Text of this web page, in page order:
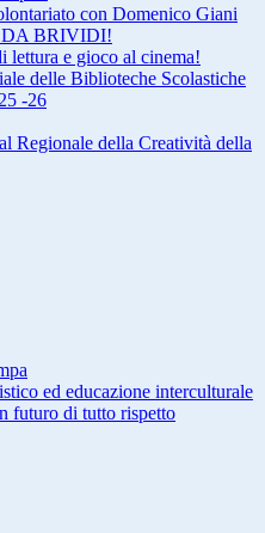
con Domenico Giani
BRIVIDI!
lettura e gioco al cinema!
delle Biblioteche Scolastiche
-26
Regionale della Creatività della
ed educazione interculturale
futuro di tutto rispetto